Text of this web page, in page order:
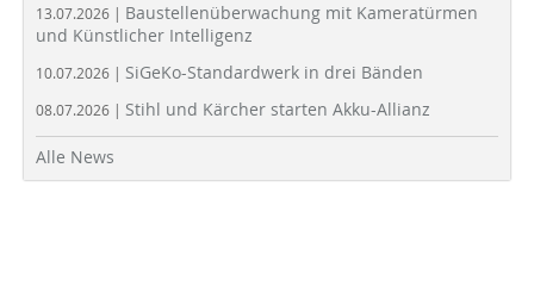
13.07.2026 | Baustellenüberwachung mit Kameratürmen
und Künstlicher Intelligenz
10.07.2026 | SiGeKo-Standardwerk in drei Bänden
08.07.2026 | Stihl und Kärcher starten Akku-Allianz
Alle News